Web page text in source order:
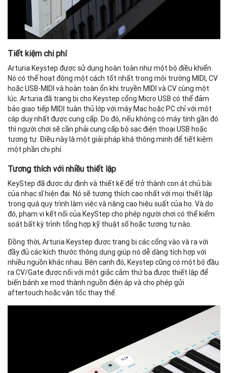
Tiết kiệm chi phí
Arturia Keystep được sử dụng hoàn toàn như một bộ điều khiển.
Nó có thể hoạt động một cách tốt nhất trong môi trường MIDI, CV
hoặc USB-MIDI và hoàn toàn ổn khi truyền MIDI và CV cùng một
lúc. Arturia đã trang bị cho Keystep cổng Micro USB có thể đảm
bảo giao tiếp MIDI tuân thủ lớp với máy Mac hoặc PC chỉ với một
cáp duy nhất được cung cấp. Do đó, nếu không có máy tính gần đó
thì người chơi sẽ cần phải cung cấp bộ sạc điện thoại USB hoặc
tương tự. Điều này là một giải pháp khá thông minh để tiết kiệm
một phần chi phí.
Tương thích với nhiều thiết lập
KeyStep đã được dự định và thiết kế để trở thành con át chủ bài
của nhạc sĩ hiện đại. Nó sẽ tương thích cao nhất với mọi thiết lập
trong quá quy trình làm việc và nâng cao hiệu suất của họ. Và do
đó, phạm vi kết nối của KeyStep cho phép người chơi có thể kiểm
soát bất kỳ trình tổng hợp kỹ thuật số hoặc tương tự nào.
Đồng thời, Arturia Keystep được trang bị các cổng vào và ra với
đầy đủ các kích thước thông dụng giúp nó dễ dàng tích hợp với
nhiều nguồn khác nhau. Bên cạnh đó, Keystep cũng có một bộ đầu
ra CV/Gate được nối với một giắc cắm thứ ba được thiết lập để
biến bánh xe mod thành nguồn điện áp và cho phép gửi
aftertouch hoặc vận tốc thay thế.